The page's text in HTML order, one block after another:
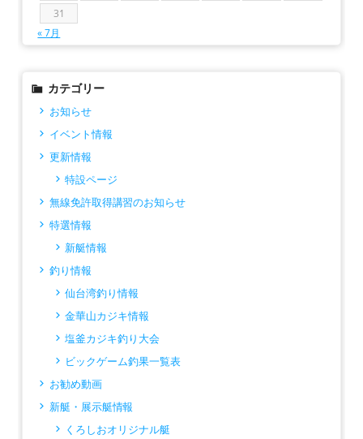
31
« 7月
カテゴリー
お知らせ
イベント情報
更新情報
特設ページ
無線免許取得講習のお知らせ
特選情報
新艇情報
釣り情報
仙台湾釣り情報
金華山カジキ情報
塩釜カジキ釣り大会
ビックゲーム釣果一覧表
お勧め動画
新艇・展示艇情報
くろしおオリジナル艇